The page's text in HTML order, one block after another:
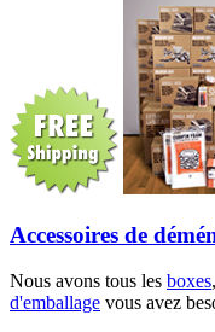
Accessoires de
Nous avons tous les boxes,
d'emballage vous avez